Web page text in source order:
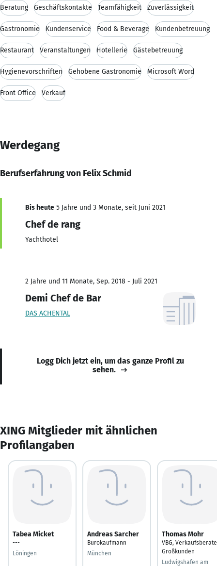
Beratung Geschäftskontakte Teamfähigkeit Zuverlässigkeit
Gastronomie Kundenservice Food & Beverage Kundenbetreuung
Restaurant Veranstaltungen Hotellerie Gästebetreuung
Hygienevorschriften Gehobene Gastronomie Microsoft Word
Front Office Verkauf
Werdegang
Berufserfahrung von Felix Schmid
Bis heute 5 Jahre und 3 Monate, seit Juni 2021
Chef de rang
Yachthotel
2 Jahre und 11 Monate, Sep. 2018 - Juli 2021
Demi Chef de Bar
DAS ACHENTAL
Logg Dich jetzt ein, um das ganze Profil zu
sehen.
XING Mitglieder mit ähnlichen
Profilangaben
Tabea Micket
---
Löningen
Andreas Sarcher
Bürokaufmann
München
Thomas Mohr
VBG,
Großkunden
Ludwigshafen am